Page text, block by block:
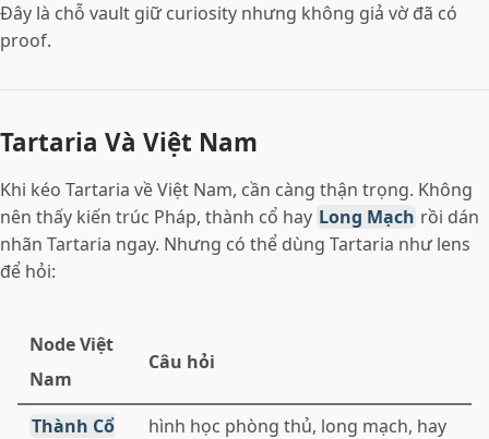
Đây là chỗ vault giữ curiosity nhưng không giả vờ đã có
proof.
Tartaria Và Việt Nam
Khi kéo Tartaria về Việt Nam, cần càng thận trọng. Không
nên thấy kiến trúc Pháp, thành cổ hay Long Mạch rồi dán
nhãn Tartaria ngay. Nhưng có thể dùng Tartaria như lens
để hỏi:
Node Việt
Nam
Câu hỏi
Thành Cổ
hình học phòng thủ, long mạch, hay